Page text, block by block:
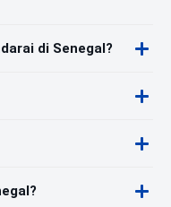
di Senegal?